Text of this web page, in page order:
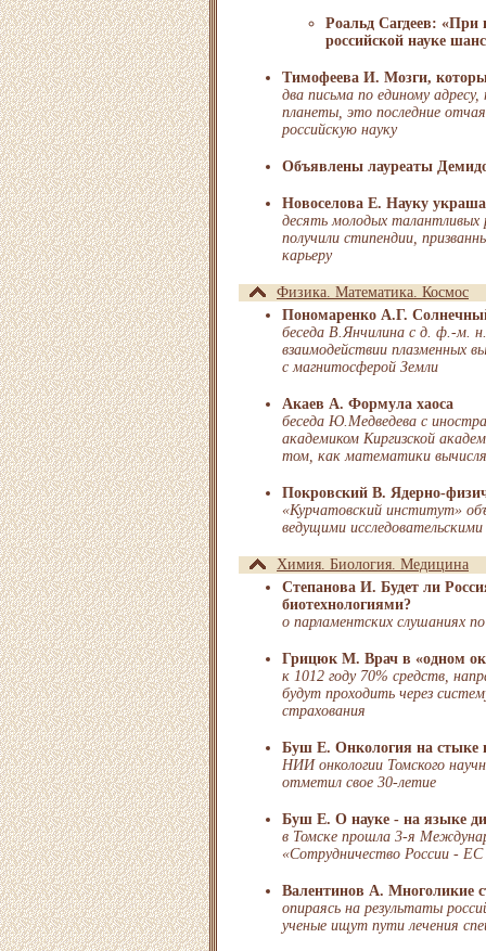
Роальд Сагдеев:
российской науке
Тимофеева И. Мозги,
два письма по единому
планеты, это последние
российскую науку
Объявлены лауреаты
Новоселова Е. Науку
десять молодых талантливых
получили стипендии,
карьеру
Физика. Математика. Космос
Пономаренко А.Г.
беседа В.Янчилина с д. ф.-м.
взаимодействии плазменных
с магнитосферой Земли
Акаев А. Формула хаоса
беседа Ю.Медведева с
академиком Киргизской
том, как математики
Покровский В. Ядерно-
«Курчатовский институт»
ведущими
Химия. Биология. Медицина
Степанова И. Будет ли
биотехнологиями?
о парламентских слушаниях
Грицюк М. Врач в «одном
к 1012 году 70% средств,
будут проходить через
страхования
Буш Е. Онкология на стыке
НИИ онкологии Томского
отметил свое 30-летие
Буш Е. О науке - на языке
в Томске прошла 3-я
«Сотрудничество России - ЕС
Валентинов А. Многоликие
опираясь на результаты
ученые ищут пути лечения